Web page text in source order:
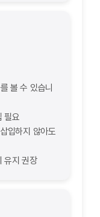
볼 수 있습니
필요
입하지 않아도
유지 권장